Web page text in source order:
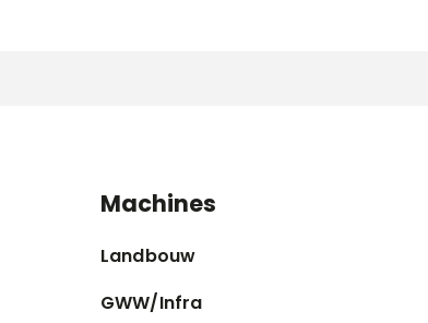
Machines
Landbouw
GWW/Infra